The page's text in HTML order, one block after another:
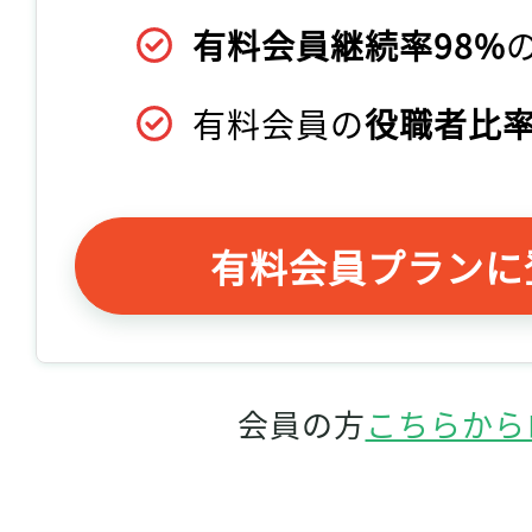
有料会員継続率98%
有料会員の役職者比
有料会員プラン
会員の方こちらか